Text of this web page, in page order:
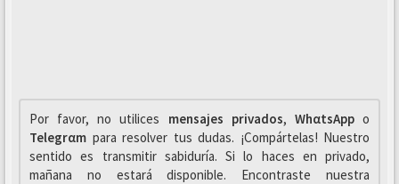
Por favor, no utilices mensajes privados, WhαtsAppo
Telegrαm para resolver tus dudas. ¡Compártelas! Nuestro
sentido es transmitir sabiduría. Si lo haces en privado,
mañana no estará disponible. Encontraste nuestra